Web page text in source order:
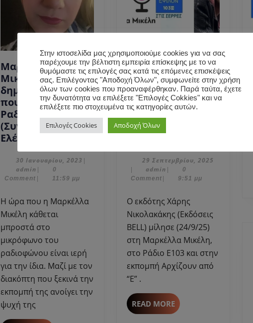
Μαρκέλλα
Μικέλη: Η Σερραία
δημοσιογράφος
που αγάπησε το
Ραδιόφωνο!
(Συνέντευξη στην
Ελένη Λαζάρου)Μαρκέλλα
Μικέλη:
Η
δημοσιογράφος
που
αγάπησε
Ραδιόφωνο!
(Συνέντευξη
στην
Ελένη
Λαζάρου)
30 Ιανουαρίου, 2023 30
admin admin
0
Comment
11:59 μμ
Η ώρα που η Μαρκέλλα
Μικέλη κάθεται
μπροστά στο
μικρόφωνο του
ραδιοφώνου είναι ιερή
για την ίδια. Μαζί με τον
διακόπτη που ξεκινά την
εκπομπή της ανοίγει την
ψυχή της
Ο εκδότης Χάρης
Νικολακάκης
(Εκδόσεις BELL)
μίλησε στη
Μαρκέλλα
Μικέλη, στο Ράδιο
Ε103.Ο
εκδότης
Χάρης
Νικολακάκης
(Εκδόσεις
BELL)
μίλησε
στη
Μαρκέλλα
Μικέλη,
στο
Ράδιο
29 Σεπτεμβρίου, 2025
admin admin
0
Comment
9:51 μμ
Ο εκδότης Χάρης
Νικολακάκης (Εκδόσεις
BELL) μίλησε (24/9/25)
στη Μαρκέλλα Μικέλη,
στο Ράδιο Ε103 και στην
εκπομπή Αρχίζουν από
“Ε” .
READ MOREREAD
MORE
Στην ιστοσελίδα μας χρησιμοποιούμε cookies για να σας
παρέχουμε την βέλτιστη εμπειρία επίσκεψης με το να
θυμόμαστε τις επιλογές σας κατά τις επόμενες επισκέψεις
σας. Επιλέγοντας "Αποδοχή Όλων", συμφωνείτε στην χρήση
όλων των cookies που προαναφέρθηκαν. Παρά ταύτα, έχετε
την δυνατότητα να επιλέξετε "Επιλογές Cokkies" και να
επιλέξετε πιο στοχευμένα τις κατηγορίες αυτών.
Επιλογές Cookies Αποδοχή Όλων